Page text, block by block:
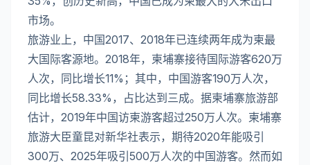
市场。
旅游业上，中国2017、2018年已连续两年成为柬最
大国际客源地。2018年，柬埔寨接待国际游客620万
人次，同比增长11%；其中，中国游客190万人次，
同比增长58.33%，占比达到三成。据柬埔寨旅游部
估计，2019年中国访柬游客超过250万人次。柬埔寨
旅游大臣童昆对新华社表示，期待2020年能吸引
300万、2025年吸引500万人次的中国游客。然而如